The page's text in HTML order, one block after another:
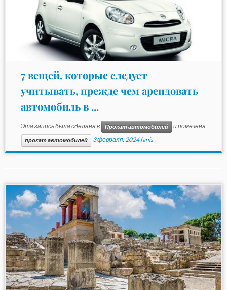
7 вещей, которые следует
учитывать, прежде чем арендовать
автомобиль в ...
Эта запись была сделана в Прокат автомобилей и помечена
прокат автомобилей 3 февраля, 2024 fanis